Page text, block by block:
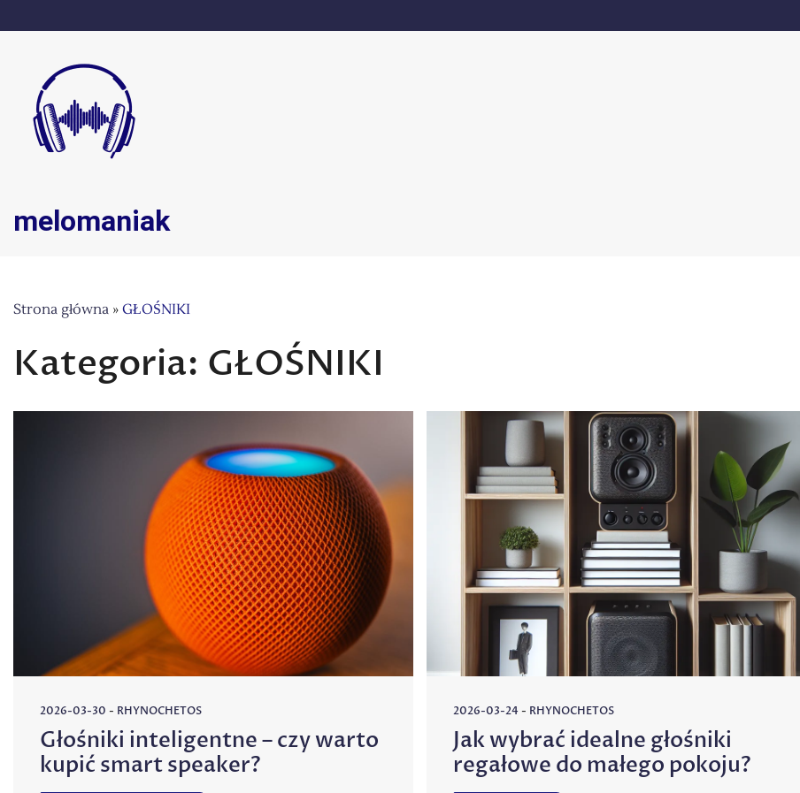
to
melomaniak
Strona główna » GŁOŚNIKI
Kategoria: GŁOŚNIKI
2026-03-30 - RHYNOCHETOS
Głośniki inteligentne – czy warto
kupić smart speaker?
2026-03-24- RHYNOCHETOS
Jak wybrać idealne głośniki
regałowe do małego pokoju?